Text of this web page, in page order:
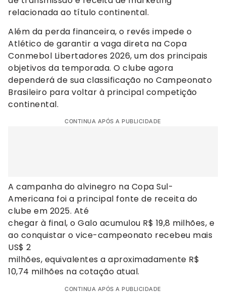
relacionada ao título continental.
Além da perda financeira, o revés impede o
Atlético de garantir a vaga direta na Copa
Conmebol Libertadores 2026, um dos principais
objetivos da temporada. O clube agora
dependerá de sua classificação no Campeonato
Brasileiro para voltar à principal competição
continental.
CONTINUA APÓS A PUBLICIDADE
A campanha do alvinegro na Copa Sul-
Americana foi a principal fonte de receita do
clube em 2025. Até
chegar à final, o Galo acumulou R$ 19,8 milhões, e
ao conquistar o vice-campeonato recebeu mais
US$ 2
milhões, equivalentes a aproximadamente R$
10,74 milhões na cotação atual.
CONTINUA APÓS A PUBLICIDADE